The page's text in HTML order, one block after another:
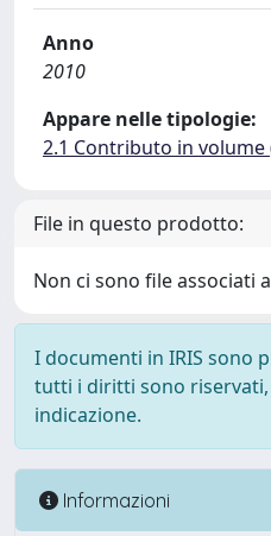
Anno
2010
Appare nelle tipologie:
2.1 Contributo in volume
File in questo prodotto:
Non ci sono file associati
I documenti in IRIS sono
tutti i diritti sono riservati,
indicazione.
Informazioni